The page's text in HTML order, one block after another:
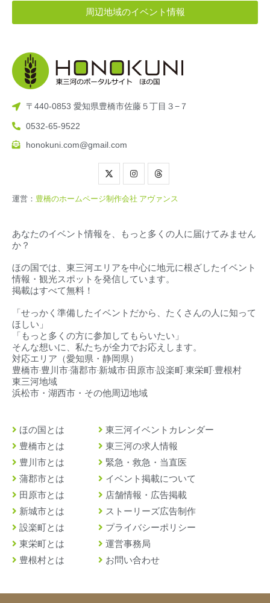
周辺地域のイベント情報
〒440-0853 愛知県豊橋市佐藤５丁目３−７
0532-65-9522
honokuni.com@gmail.com
運営： 豊橋のホームページ制作会社 アヴァンス
あなたのイベント情報を、もっと多くの人に届けてみません
か？
ほの国では、東三河エリアを中心に地元に根ざしたイベント
情報・観光スポットを発信しています。
掲載はすべて無料！
「せっかく準備したイベントだから、たくさんの人に知って
ほしい」
「もっと多くの方に参加してもらいたい」
そんな想いに、私たちが全力でお応えします。
対応エリア（愛知県・静岡県）
豊橋市‧豊川市‧蒲郡市‧新城市‧田原市‧設楽町‧東栄町‧豊根村
東三河地域
浜松市・湖西市・その他周辺地域
ほの国とは
豊橋市とは
豊川市とは
蒲郡市とは
田原市とは
新城市とは
設楽町とは
東栄町とは
豊根村とは
東三河イベントカレンダー
東三河の求人情報
緊急・救急・当直医
イベント掲載について
店舗情報・広告掲載
ストーリーズ広告制作
プライバシーポリシー
運営事務局
お問い合わせ